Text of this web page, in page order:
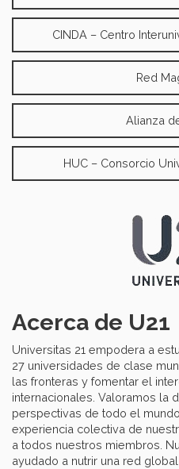
CINDA – Centro
Red
Alianza
HUC – Consorcio
Acerca de U21
Universitas 21 empodera a
27 universidades de clase
las fronteras y fomentar el
internacionales. Valoramos la
perspectivas de todo el
experiencia colectiva de
a todos nuestros miembros.
ayudado a nutrir una red